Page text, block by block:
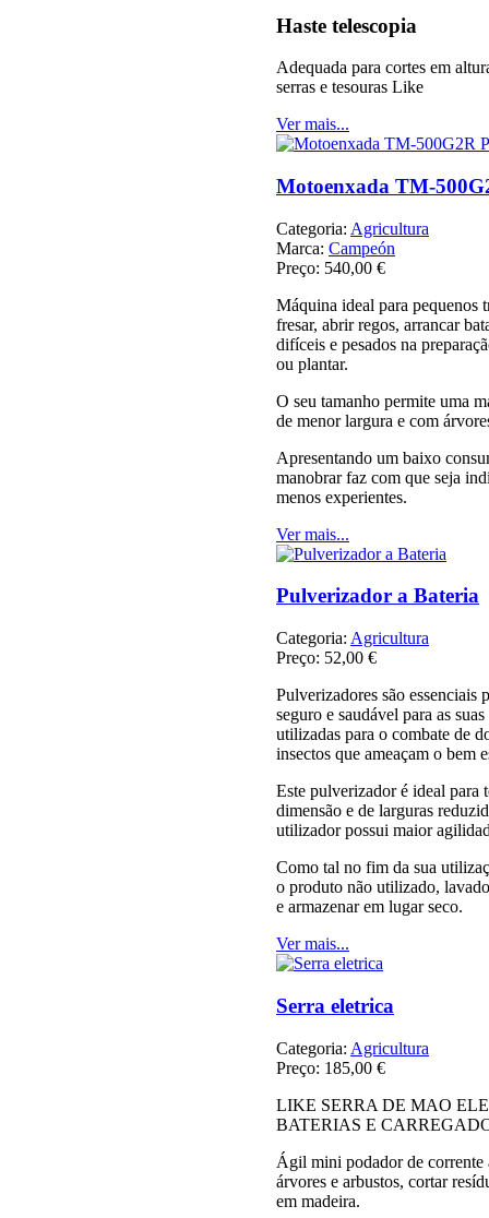
Haste telescopia
Adequada para cortes em
serras e tesouras Like
Ver mais...
Motoenxada TM-
Categoria: Agricultura
Marca: Campeón
Preço: 540,00 €
Máquina ideal para pequenos
fresar, abrir regos, arrancar
difíceis e pesados na
ou plantar.
O seu tamanho permite uma
de menor largura e com
Apresentando um baixo
manobrar faz com que seja
menos experientes.
Ver mais...
Pulverizador a Bateria
Categoria: Agricultura
Preço: 52,00 €
Pulverizadores são essenciais
seguro e saudável para as
utilizadas para o combate de
insectos que ameaçam o bem
Este pulverizador é ideal para
dimensão e de larguras
utilizador possui maior
Como tal no fim da sua
o produto não utilizado,
e armazenar em lugar seco.
Ver mais...
Serra eletrica
Categoria: Agricultura
Preço: 185,00 €
LIKE SERRA DE MAO
BATERIAS E
Ágil mini podador de corrente
árvores e arbustos, cortar
em madeira.